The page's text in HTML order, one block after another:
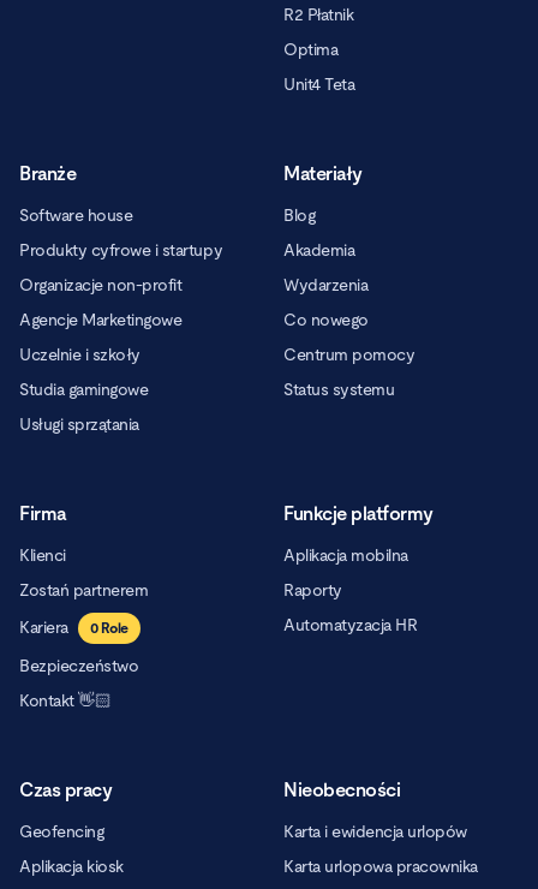
R2 Płatnik
Optima
Unit4 Teta
Branże
Software house
Produkty cyfrowe i startupy
Organizacje non-profit
Agencje Marketingowe
Uczelnie i szkoły
Studia gamingowe
Usługi sprzątania
Materiały
Blog
Akademia
Wydarzenia
Co nowego
Centrum pomocy
Status systemu
Firma
Klienci
Zostań partnerem
Kariera
0Role
Bezpieczeństwo
Kontakt 👋🏻
Funkcje platformy
Aplikacja mobilna
Raporty
Automatyzacja HR
Czas pracy
Geofencing
Aplikacja kiosk
Nieobecności
Karta i ewidencja urlopów
Karta urlopowa pracownika